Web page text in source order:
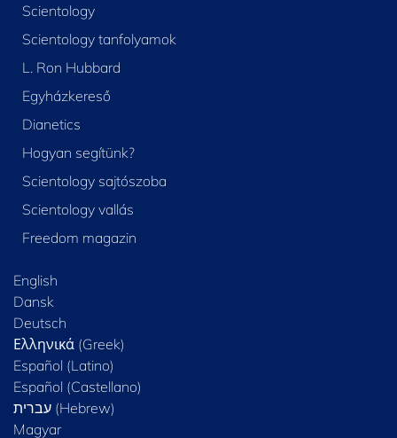
Scientology
Scientology tanfolyamok
L. Ron Hubbard
Egyházkereső
Dianetics
Hogyan segítünk?
Scientology sajtószoba
Scientology vallás
Freedom magazin
English
Dansk
Deutsch
Ελληνικά (Greek)
Español (Latino)
Español (Castellano)
Magyar